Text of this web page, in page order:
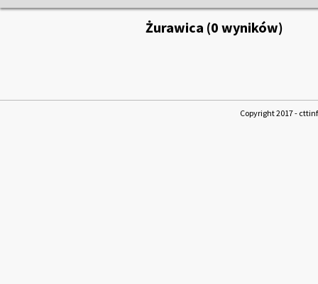
Żurawica (0 wyników)
Copyright 2017 -